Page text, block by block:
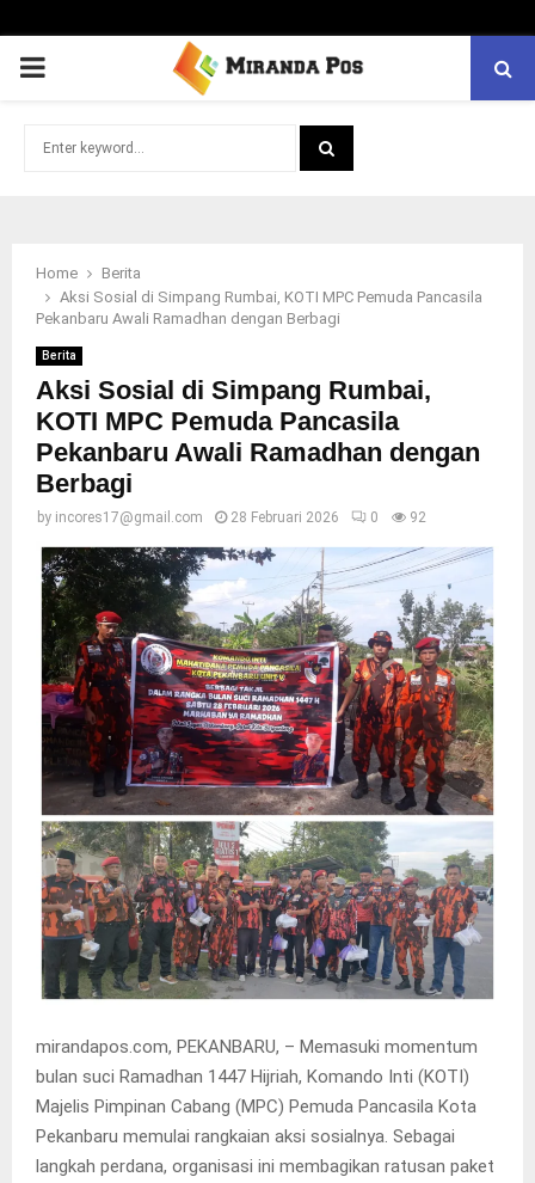
PRIMARY
Home
Berita
Aksi Sosial di Simpang Rumbai, KOTI MPC Pemuda Pancasila
Pekanbaru Awali Ramadhan dengan Berbagi
Berita
Aksi Sosial di Simpang Rumbai,
KOTI MPC Pemuda Pancasila
Pekanbaru Awali Ramadhan dengan
Berbagi
by incores17@gmail.com 28 Februari 2026 0 92
mirandapos.com, PEKANBARU, – Memasuki momentum
bulan suci Ramadhan 1447 Hijriah, Komando Inti (KOTI)
Majelis Pimpinan Cabang (MPC) Pemuda Pancasila Kota
Pekanbaru memulai rangkaian aksi sosialnya. Sebagai
langkah perdana, organisasi ini membagikan ratusan paket